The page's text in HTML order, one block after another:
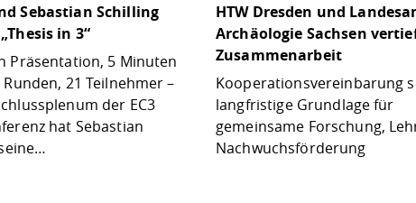
Sebastian Schilling
in 3“
Präsentation, 5 Minuten
Runden, 21 Teilnehmer –
der EC3
hat Sebastian
HTW Dresden und
Archäologie Sachsen
Zusammenarbeit
Kooperationsvereinbarung
langfristige Grundlage für
gemeinsame Forschung,
Nachwuchsförderung